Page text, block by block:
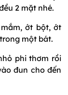
2 mặt nhé.
ớt bột, ớt
một bát.
phi thơm rồi
đun cho đến